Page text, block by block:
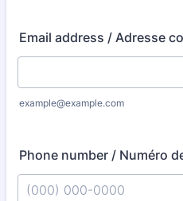
Email address / Adresse
example@example.com
Phone number / Numéro